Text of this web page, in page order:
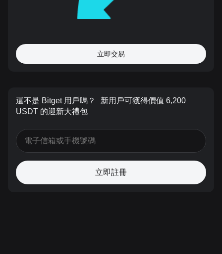
立即交易
還不是 Bitget 用戶嗎？
新用戶可獲得價值 6,200
USDT 的迎新大禮包
立即註冊